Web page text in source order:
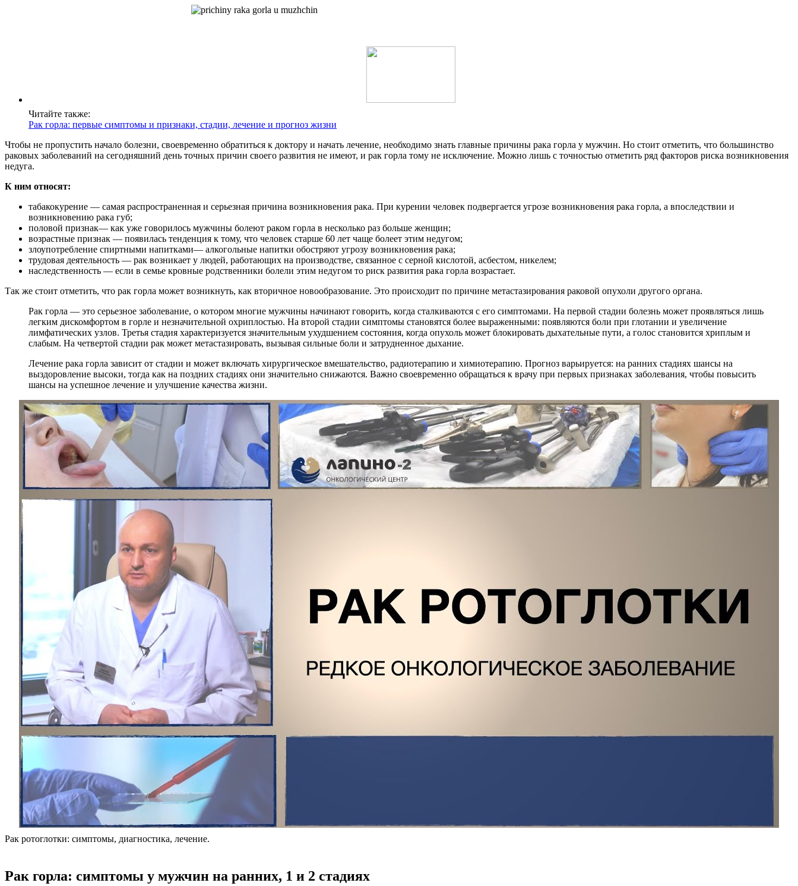
Читайте также:
Рак горла: первые симптомы и признаки, стадии, лечение и прогноз жизни
Чтобы не пропустить начало болезни, своевременно обратиться к доктору и начать лечение, необходимо знать главные причины рака горла у мужчин. Но стоит отметить, что большинство
раковых заболеваний на сегодняшний день точных причин своего развития не имеют, и рак горла тому не исключение. Можно лишь с точностью отметить ряд факторов риска возникновения
недуга.
К ним относят:
табакокурение — самая распространенная и серьезная причина возникновения рака. При курении человек подвергается угрозе возникновения рака горла, а впоследствии и
возникновению рака губ;
половой признак— как уже говорилось мужчины болеют раком горла в несколько раз больше женщин;
возрастные признак — появилась тенденция к тому, что человек старше 60 лет чаще болеет этим недугом;
злоупотребление спиртными напитками— алкогольные напитки обостряют угрозу возникновения рака;
трудовая деятельность — рак возникает у людей, работающих на производстве, связанное с серной кислотой, асбестом, никелем;
наследственность — если в семье кровные родственники болели этим недугом то риск развития рака горла возрастает.
Так же стоит отметить, что рак горла может возникнуть, как вторичное новообразование. Это происходит по причине метастазирования раковой опухоли другого органа.
Рак горла — это серьезное заболевание, о котором многие мужчины начинают говорить, когда сталкиваются с его симптомами. На первой стадии болезнь может проявляться лишь
легким дискомфортом в горле и незначительной охриплостью. На второй стадии симптомы становятся более выраженными: появляются боли при глотании и увеличение
лимфатических узлов. Третья стадия характеризуется значительным ухудшением состояния, когда опухоль может блокировать дыхательные пути, а голос становится хриплым и
слабым. На четвертой стадии рак может метастазировать, вызывая сильные боли и затрудненное дыхание.
Лечение рака горла зависит от стадии и может включать хирургическое вмешательство, радиотерапию и химиотерапию. Прогноз варьируется: на ранних стадиях шансы на
выздоровление высоки, тогда как на поздних стадиях они значительно снижаются. Важно своевременно обращаться к врачу при первых признаках заболевания, чтобы повысить
шансы на успешное лечение и улучшение качества жизни.
Рак ротоглотки: симптомы, диагностика, лечение.
Рак горла: симптомы у мужчин на ранних, 1 и 2 стадиях